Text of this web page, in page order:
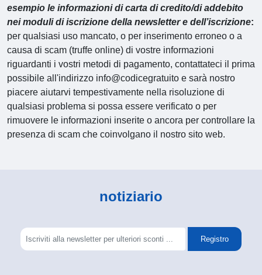
esempio le informazioni di carta di credito/di addebito
nei moduli di iscrizione della newsletter e dell’iscrizione:
per qualsiasi uso mancato, o per inserimento erroneo o a
causa di scam (truffe online) di vostre informazioni
riguardanti i vostri metodi di pagamento, contattateci il prima
possibile all'indirizzo info@codicegratuito e sarà nostro
piacere aiutarvi tempestivamente nella risoluzione di
qualsiasi problema si possa essere verificato o per
rimuovere le informazioni inserite o ancora per controllare la
presenza di scam che coinvolgano il nostro sito web.
notiziario
Registro